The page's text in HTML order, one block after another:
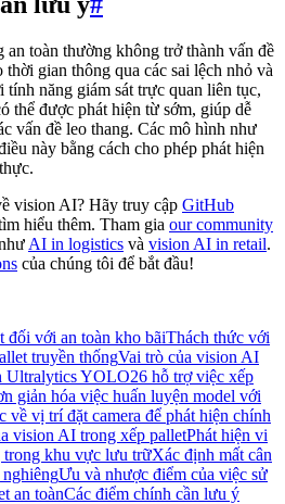
toàn thường không trở thành vấn đề
gian thông qua các sai lệch nhỏ và
năng giám sát trực quan liên tục,
thể được phát hiện từ sớm, giúp dễ
vấn đề leo thang. Các mô hình như
này bằng cách cho phép phát hiện
vision AI? Hãy truy cập GitHub
hiểu thêm. Tham gia our community
AI in logistics và vision AI in retail.
của chúng tôi để bắt đầu!
đối với an toàn kho bãiThách thức với
truyền thốngVai trò của vision AI
Ultralytics YOLO26 hỗ trợ việc xếp
giản hóa việc huấn luyện model với
về vị trí đặt camera để phát hiện chính
vision AI trong xếp palletPhát hiện vi
trong khu vực lưu trữXác định mất cân
Ưu và nhược điểm của việc sử
an toànCác điểm chính cần lưu ý